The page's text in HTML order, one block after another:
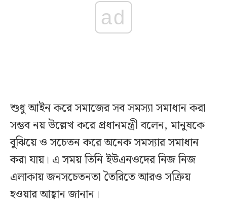
ad
শুধু আইন করে সমাজের সব সমস্যা সমাধান করা
সম্ভব নয় উল্লেখ করে প্রধানমন্ত্রী বলেন, মানুষকে
বুঝিয়ে ও সচেতন করে অনেক সমস্যার সমাধান
করা যায়। এ সময় তিনি ইউএনওদের নিজ নিজ
এলাকায় জনসচেতনতা তৈরিতে আরও সক্রিয়
হওয়ার আহ্বান জানান।